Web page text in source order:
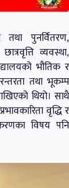
तथा पुनर्वितरण,
व्यवस्था,
भौतिक र
तथा भूकम्प
थियो। साथै
वृद्धि र
विषय पनि